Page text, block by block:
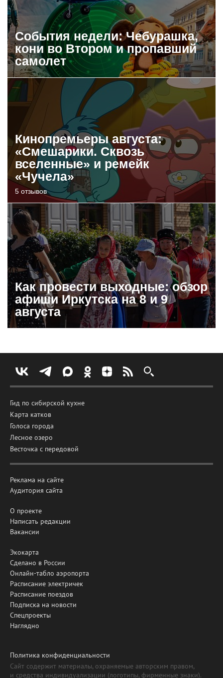
События недели: Чебурашка,
кони во Втором и пропавший
самолет
Кинопремьеры августа:
«Смешарики. Сквозь
вселенные» и ремейк
«Чучела»
5 отзывов
Как провести выходные: обзор
афиши Иркутска на 8 и 9
августа
Гид по сибирской кухне
Карта катков
Голоса города
Лесное озеро
Весточка с передовой
Реклама на сайте
Аудитория сайта
О проекте
Написать редакции
Вакансии
Экокарта
Сделано в России
Онлайн-табло аэропорта
Расписание электричек
Расписание поездов
Подписка на новости
Спецпроекты
Наглядно
Политика конфиденциальности
Сайт содержит материалы, охраняемые авторским правом,
и средства индивидуализации (логотипы, фирменные знаки).